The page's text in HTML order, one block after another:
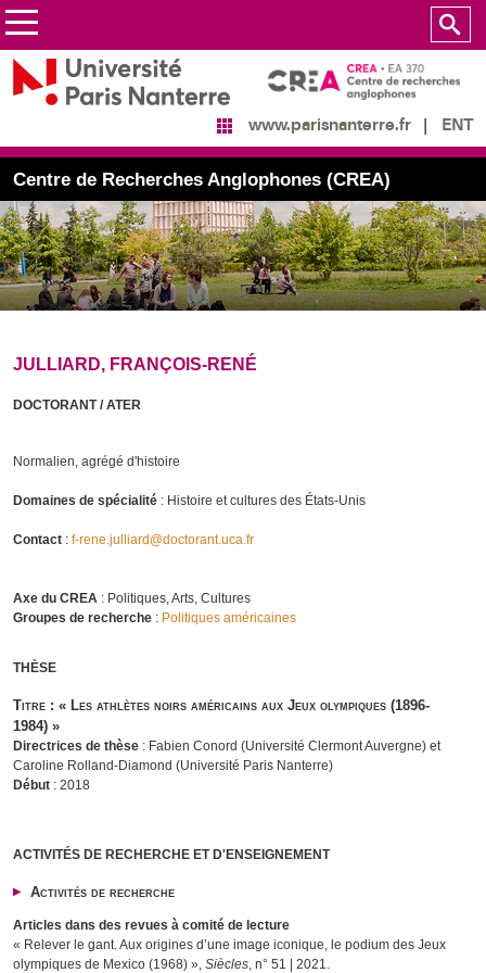
www.parisnanterre.fr ENT
Centre de Recherches Anglophones (CREA)
JULLIARD, FRANÇOIS-RENÉ
DOCTORANT / ATER
Normalien, agrégé d'histoire
Domaines de spécialité : Histoire et cultures des États-Unis
Contact : f-rene.julliard@doctorant.uca.fr
Axe du CREA : Politiques, Arts, Cultures
Groupes de recherche : Politiques américaines
THÈSE
Titre : « Les athlètes noirs américains aux Jeux olympiques (1896-
1984) »
Directrices de thèse : Fabien Conord (Université Clermont Auvergne) et
Caroline Rolland-Diamond (Université Paris Nanterre)
Début : 2018
ACTIVITÉS DE RECHERCHE ET D'ENSEIGNEMENT
Activités de recherche
Articles dans des revues à comité de lecture
« Relever le gant. Aux origines d’une image iconique, le podium des Jeux
olympiques de Mexico (1968) », Siècles, n° 51 | 2021.